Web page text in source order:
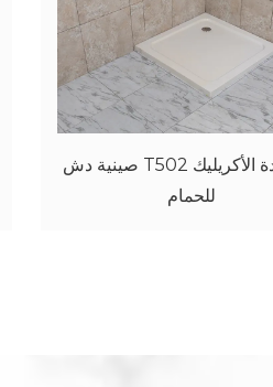
شاشة الدخول 1